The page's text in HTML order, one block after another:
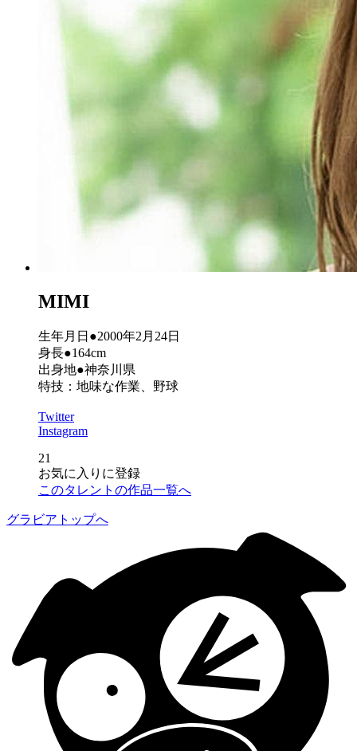
MIMI
生年月日●2000年2月24日
身長●164cm
出身地●神奈川県
特技：地味な作業、野球
Twitter
Instagram
21
お気に入りに登録
このタレントの作品一覧へ
グラビアトップへ